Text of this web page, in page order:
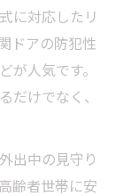
に対応したリ
ドアの防犯性
が人気です。
だけでなく、
出中の見守り
齢者世帯に安